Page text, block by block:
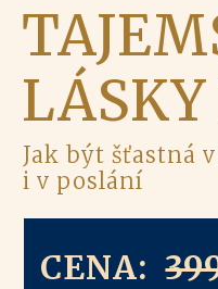
LÁSKY
Jak být šťastná
i v poslání
CENA: